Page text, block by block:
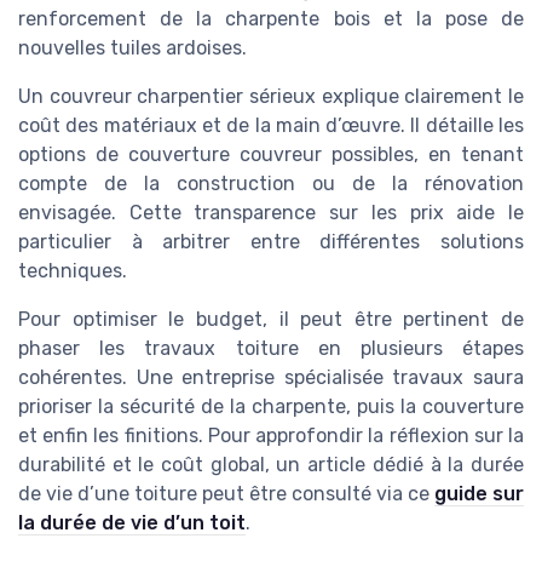
renforcement de la charpente bois et la pose de
nouvelles tuiles ardoises.
Un couvreur charpentier sérieux explique clairement le
coût des matériaux et de la main d’œuvre. Il détaille les
options de couverture couvreur possibles, en tenant
compte de la construction ou de la rénovation
envisagée. Cette transparence sur les prix aide le
particulier à arbitrer entre différentes solutions
techniques.
Pour optimiser le budget, il peut être pertinent de
phaser les travaux toiture en plusieurs étapes
cohérentes. Une entreprise spécialisée travaux saura
prioriser la sécurité de la charpente, puis la couverture
et enfin les finitions. Pour approfondir la réflexion sur la
durabilité et le coût global, un article dédié à la durée
de vie d’une toiture peut être consulté via ce guide sur
la durée de vie d’un toit.